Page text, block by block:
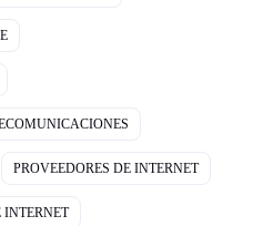
PROVEEDORES DE INTERNET
INTERNET